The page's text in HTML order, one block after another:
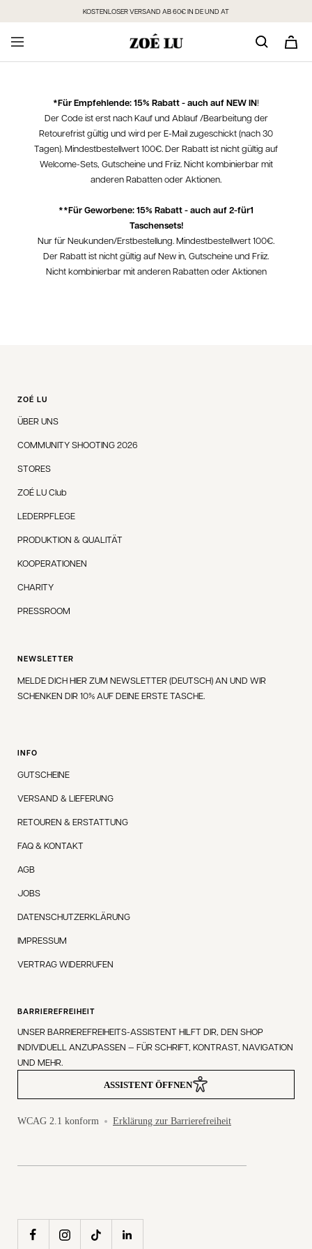
zum
Inhalt
KOSTENLOSER VERSAND AB 60€ IN DE UND AT
*Für Empfehlende: 15% Rabatt - auch auf NEW IN!
Der Code ist erst nach Kauf und Ablauf /Bearbeitung der
Retourefrist gültig und wird per E-Mail zugeschickt (nach 30
Tagen). Mindestbestellwert 100€. Der Rabatt ist nicht gültig auf
Welcome-Sets, Gutscheine und Friiz. Nicht kombinierbar mit
anderen Rabatten oder Aktionen.
**Für Geworbene: 15% Rabatt - auch auf 2-für1
Taschensets!
Nur für Neukunden/Erstbestellung. Mindestbestellwert 100€.
Der Rabatt ist nicht gültig auf New in, Gutscheine und Friiz.
Nicht kombinierbar mit anderen Rabatten oder Aktionen
ZOÉ LU
ÜBER UNS
COMMUNITY SHOOTING 2026
STORES
ZOÉ LU Club
LEDERPFLEGE
PRODUKTION & QUALITÄT
KOOPERATIONEN
CHARITY
PRESSROOM
NEWSLETTER
MELDE DICH HIER ZUM NEWSLETTER (DEUTSCH) AN UND WIR
SCHENKEN DIR 10% AUF DEINE ERSTE TASCHE.
INFO
GUTSCHEINE
VERSAND & LIEFERUNG
RETOUREN & ERSTATTUNG
FAQ & KONTAKT
AGB
JOBS
DATENSCHUTZERKLÄRUNG
IMPRESSUM
VERTRAG WIDERRUFEN
BARRIEREFREIHEIT
UNSER BARRIEREFREIHEITS-ASSISTENT HILFT DIR, DEN SHOP
INDIVIDUELL ANZUPASSEN — FÜR SCHRIFT, KONTRAST, NAVIGATION
UND MEHR.
ASSISTENT ÖFFNEN
WCAG 2.1 konform Erklärung zur Barrierefreiheit